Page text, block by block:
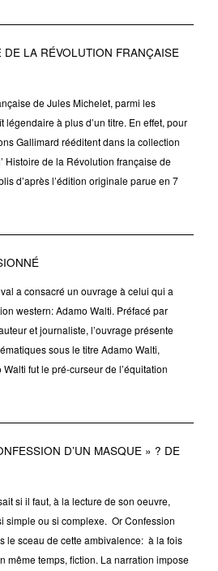
LA RÉVOLUTION FRANÇAISE
de Jules Michelet, parmi les
à plus d’un titre. En effet, pour
Gallimard rééditent dans la collection
Histoire de la Révolution française de
d’après l’édition originale parue en 7
a consacré un ouvrage à celui qui a
western: Adamo Walti. Préfacé par
et journaliste, l’ouvrage présente
sous le titre Adamo Walti,
fut le pré-curseur de l’équitation
D’UN MASQUE » ? DE
si il faut, à la lecture de son oeuvre,
simple ou si complexe. Or Confession
le sceau de cette ambivalence: à la fois
même temps, fiction. La narration impose